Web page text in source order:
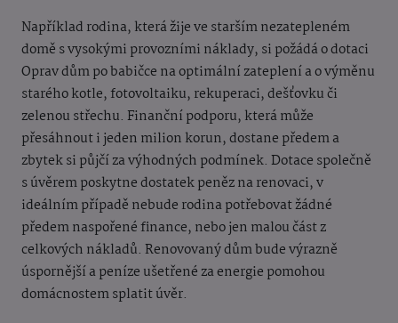
Například rodina, která žije ve starším nezatepleném
domě s vysokými provozními náklady, si požádá o dotaci
Oprav dům po babičce na optimální zateplení a o výměnu
starého kotle, fotovoltaiku, rekuperaci, dešťovku či
zelenou střechu. Finanční podporu, která může
přesáhnout i jeden milion korun, dostane předem a
zbytek si půjčí za výhodných podmínek. Dotace společně
s úvěrem poskytne dostatek peněz na renovaci, v
ideálním případě nebude rodina potřebovat žádné
předem naspořené finance, nebo jen malou část z
celkových nákladů. Renovovaný dům bude výrazně
úspornější a peníze ušetřené za energie pomohou
domácnostem splatit úvěr.